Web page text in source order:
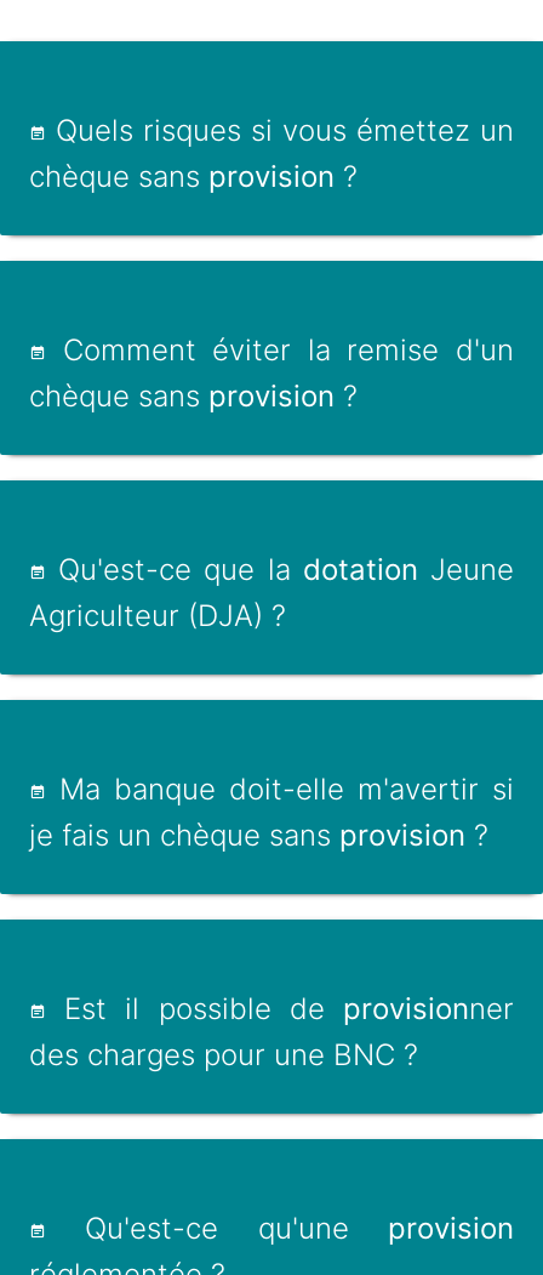
Quels risques si vous émettez un
chèque sans provision ?
Comment éviter la remise d'un
chèque sans provision ?
Qu'est-ce que la dotation Jeune
Agriculteur (DJA) ?
Ma banque doit-elle m'avertir si
je fais un chèque sans provision ?
Est il possible de provisionner
des charges pour une BNC ?
Qu'est-ce qu'une provision